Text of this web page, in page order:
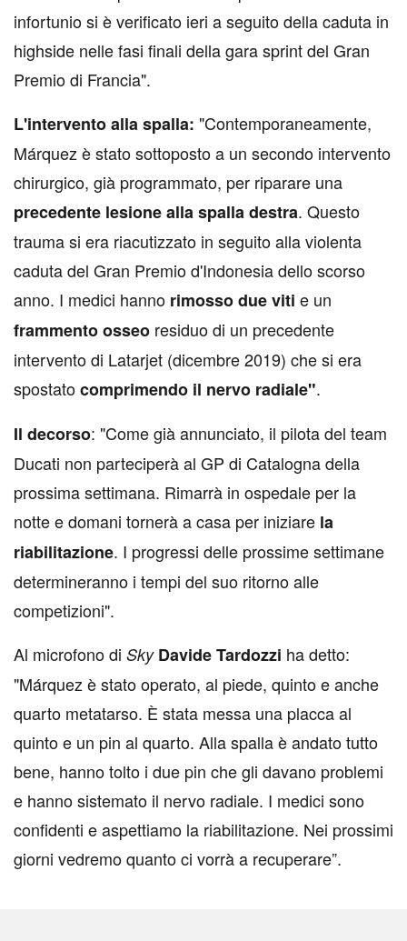
infortunio si è verificato ieri a seguito della caduta in
highside nelle fasi finali della gara sprint del Gran
Premio di Francia".
L'intervento alla spalla: "Contemporaneamente,
Márquez è stato sottoposto a un secondo intervento
chirurgico, già programmato, per riparare una
precedente lesione alla spalla destra. Questo
trauma si era riacutizzato in seguito alla violenta
caduta del Gran Premio d'Indonesia dello scorso
anno. I medici hanno rimosso due viti e un
frammento osseo residuo di un precedente
intervento di Latarjet (dicembre 2019) che si era
spostatocomprimendo il nervo radiale".
Il decorso: "Come già annunciato, il pilota del team
Ducati non parteciperà al GP di Catalogna della
prossima settimana. Rimarrà in ospedale per la
notte e domani tornerà a casa per iniziare la
riabilitazione. I progressi delle prossime settimane
determineranno i tempi del suo ritorno alle
competizioni".
Al microfono di Sky Davide Tardozzi ha detto:
"Márquez è stato operato, al piede, quinto e anche
quarto metatarso. È stata messa una placca al
quinto e un pin al quarto. Alla spalla è andato tutto
bene, hanno tolto i due pin che gli davano problemi
e hanno sistemato il nervo radiale. I medici sono
confidenti e aspettiamo la riabilitazione. Nei prossimi
giorni vedremo quanto ci vorrà a recuperare”.